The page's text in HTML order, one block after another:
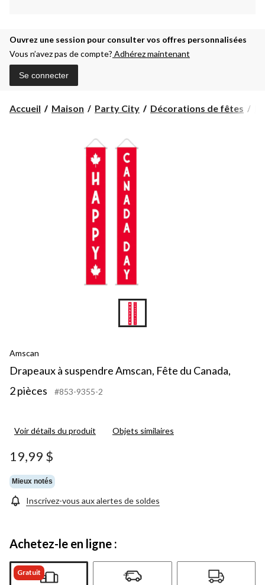
Ouvrez une session pour consulter vos offres personnalisées
Vous n’avez pas de compte? Adhérez maintenant
Se connecter
Accueil Maison Party City Décorations de fêtes
Amscan
Drapeaux à suspendre Amscan, Fête du Canada,
2 pièces
#853-9355-2
Voir détails du produit Objets similaires
19,99 $
Mieux notés
Inscrivez-vous aux alertes de soldes
Achetez-le en ligne :
Gratuit